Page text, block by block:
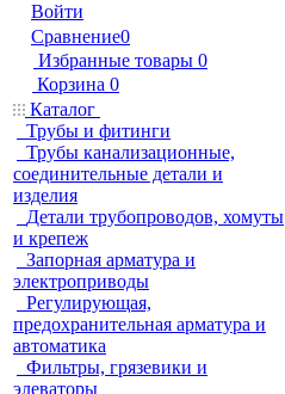
Войти
Сравнение0
Избранные товары 0
Корзина 0
Каталог
Трубы и фитинги
Трубы канализационные,
соединительные детали и
изделия
Детали трубопроводов, хомуты
и крепеж
Запорная арматура и
электроприводы
Регулирующая,
предохранительная арматура и
автоматика
Фильтры, грязевики и
элеваторы